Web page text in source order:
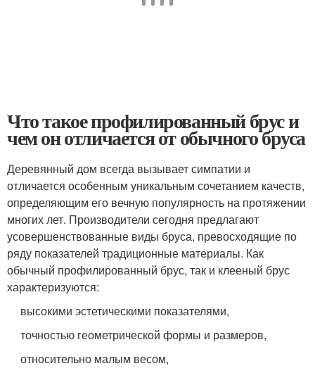
Что такое профилированный брус и
чем он отличается от обычного бруса
Деревянный дом всегда вызывает симпатии и
отличается особенным уникальным сочетанием качеств,
определяющим его вечную популярность на протяжении
многих лет. Производители сегодня предлагают
усовершенствованные виды бруса, превосходящие по
ряду показателей традиционные материалы. Как
обычный профилированный брус, так и клееный брус
характеризуются:
высокими эстетическими показателями,
точностью геометрической формы и размеров,
относительно малым весом,